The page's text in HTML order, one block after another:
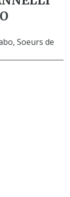
Soeurs de